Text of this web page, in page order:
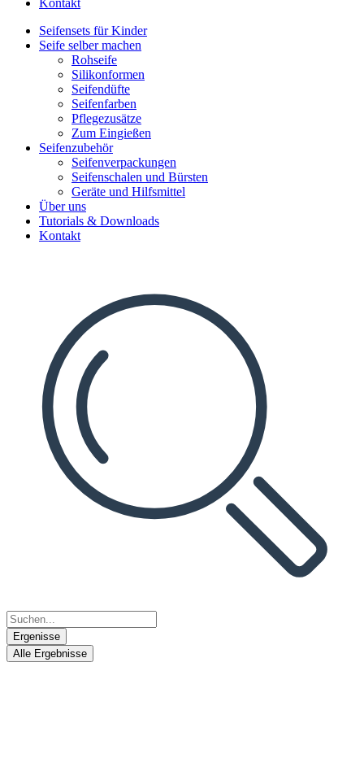
Kontakt
Seifensets für Kinder
Seife selber machen
Rohseife
Silikonformen
Seifendüfte
Seifenfarben
Pflegezusätze
Zum Eingießen
Seifenzubehör
Seifenverpackungen
Seifenschalen und Bürsten
Geräte und Hilfsmittel
Über uns
Tutorials & Downloads
Kontakt
Ergenisse
Alle Ergebnisse